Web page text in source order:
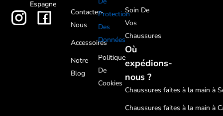
Espagne
Contactez-
Nous
Accessoires
Notre
Blog
Protection
Des
Données
Politique
De
Cookies
Soin De
Vos
Chaussures
Où
expédions-
nous ?
Chaussures faites à la main à
Chaussures faites à la main à